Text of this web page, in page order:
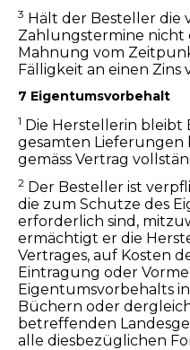
3 Hält der Besteller die
Zahlungstermine nicht
Mahnung vom
Fälligkeit an einen Zins
7 Eigentumsvorbehalt
1 Die Herstellerin
gesamten Lieferungen
gemäss Vertrag
2 Der Besteller ist
die zum Schutze des
erforderlich sind,
ermächtigt er die
Vertrages, auf Kosten
Eintragung oder
Eigentumsvorbehalts
Büchern oder
betreffenden
alle diesbezüglichen